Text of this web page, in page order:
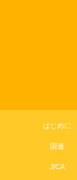
はじめに
国連
JICA